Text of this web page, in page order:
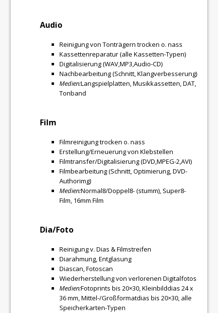
Audio
Reinigung von Tonträgern trocken o. nass
Kassettenreparatur (alle Kassetten-Typen)
Digitalisierung (WAV,MP3,Audio-CD)
Nachbearbeitung (Schnitt, Klangverbesserung)
Medien:Langspielplatten, Musikkassetten, DAT,
Tonband
Film
Filmreinigung trocken o. nass
Erstellung/Erneuerung von Klebstellen
Filmtransfer/Digitalisierung (DVD,MPEG-2,AVI)
Filmbearbeitung (Schnitt, Optimierung, DVD-
Authorimg)
Medien:Normal8/Doppel8- (stumm), Super8-
Film, 16mm Film
Dia/Foto
Reinigung v. Dias & Filmstreifen
Diarahmung, Entglasung
Diascan, Fotoscan
Wiederherstellung von verlorenen Digitalfotos
Medien:Fotoprints bis 20×30, Kleinbilddias 24 x
36 mm, Mittel-/Großformatdias bis 20×30, alle
Speicherkarten-Typen